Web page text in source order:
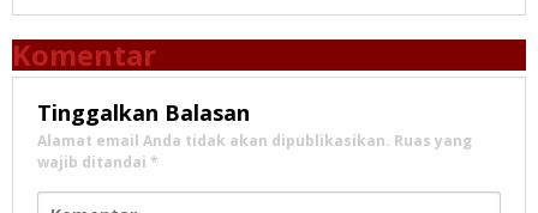
Komentar
Tinggalkan Balasan
Alamat email Anda tidak akan dipublikasikan. Ruas yang
wajib ditandai *